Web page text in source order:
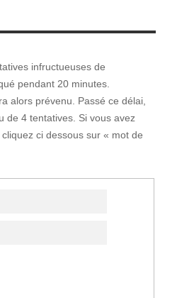
infructueuses de
pendant 20 minutes.
alors prévenu. Passé ce délai,
de 4 tentatives. Si vous avez
ci dessous sur « mot de